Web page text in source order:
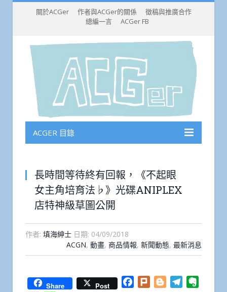
關於ACGer 作者與ACGer的關係
徵稿與推廣合作
總編一言
ACGer FB
ACGER 目錄
長時間等待終有回報，《不起眼
女主角培育法♭》光碟ANIPLEX
店特神級草圖公開
作者: 填海紳士 日期: 04/09/2018
ACGN, 動畫, 商品情報, 新聞動態, 最新消息
Share Post Facebook
Plurk BloggerTelegram